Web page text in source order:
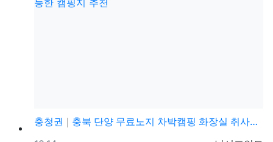
충청권
충북 단양 무료노지 차박캠핑 화장실 취사야영 가능한 캠…